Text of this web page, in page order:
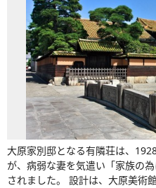
大原家別邸となる有隣荘は、
が、病弱な妻を気遣い「家族の
されました。 設計は、大原美術